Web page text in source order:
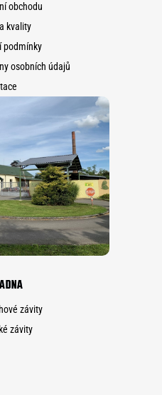
obchodu
kvality
podmínky
osobních údajů
závity
závity